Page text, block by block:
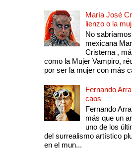
María José
lienzo o la
No
mexicana
Cristerna ,
como la Mujer Vampiro,
por ser la mujer con más
Fernando
caos
Fernando
más que un
uno de los
del surrealismo artístico
en el mun...